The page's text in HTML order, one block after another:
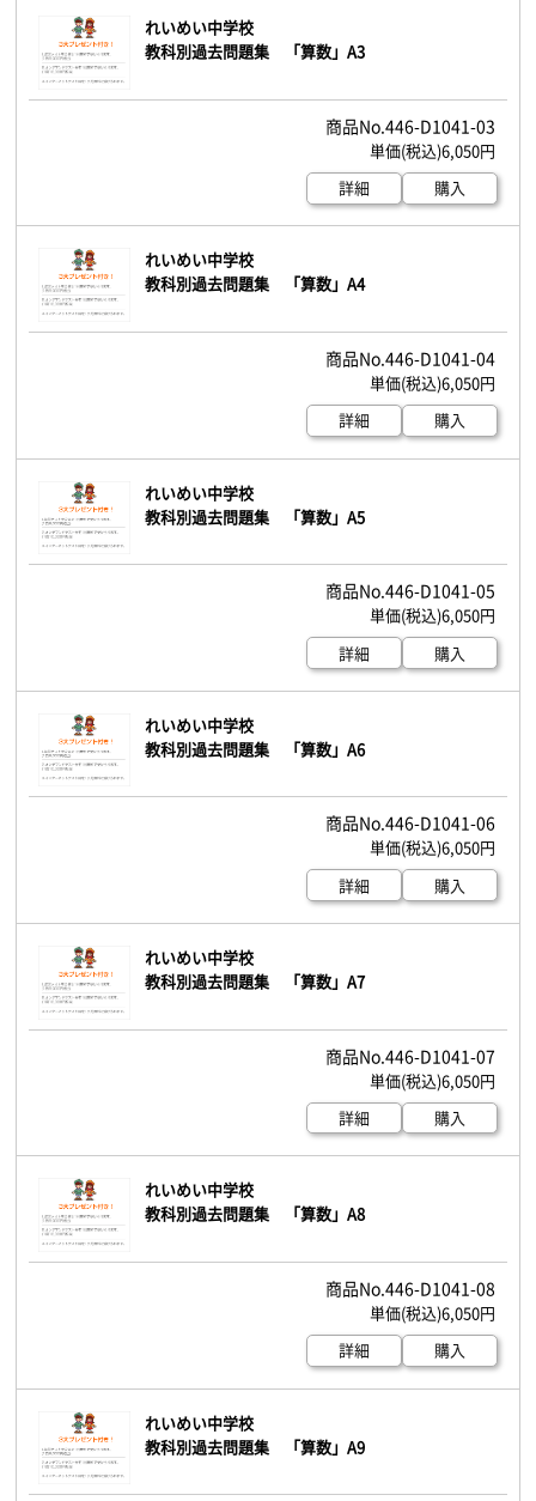
れいめい中学校
教科別過去問題集 「算数」A3
446-D1041-03
6,050円
詳細
購入
れいめい中学校
教科別過去問題集 「算数」A4
446-D1041-04
6,050円
詳細
購入
れいめい中学校
教科別過去問題集 「算数」A5
446-D1041-05
6,050円
詳細
購入
れいめい中学校
教科別過去問題集 「算数」A6
446-D1041-06
6,050円
詳細
購入
れいめい中学校
教科別過去問題集 「算数」A7
446-D1041-07
6,050円
詳細
購入
れいめい中学校
教科別過去問題集 「算数」A8
446-D1041-08
6,050円
詳細
購入
れいめい中学校
教科別過去問題集 「算数」A9